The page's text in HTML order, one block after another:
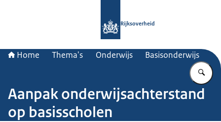
Rijksoverheid
Home Thema's Onderwijs Basisonderwijs
Aanpak onderwijsachterstand
op basisscholen